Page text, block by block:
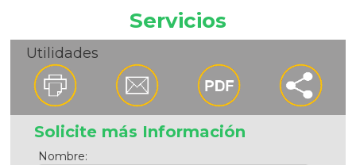
Servicios
Utilidades
Solicite más Información
Nombre: